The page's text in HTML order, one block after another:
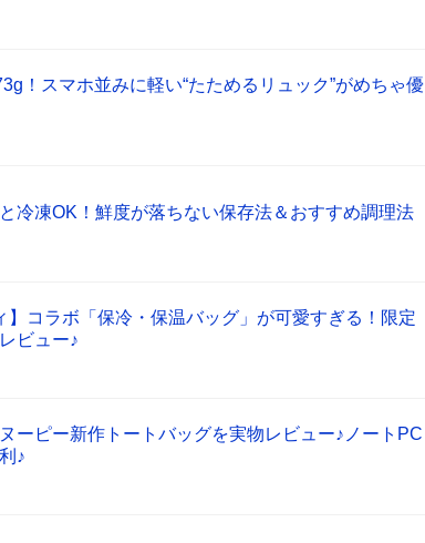
！スマホ並みに軽い“たためるリュック”がめちゃ優
冷凍OK！鮮度が落ちない保存法＆おすすめ調理法
】コラボ「保冷・保温バッグ」が可愛すぎる！限定
ビュー♪
ーピー新作トートバッグを実物レビュー♪ノートPC
♪